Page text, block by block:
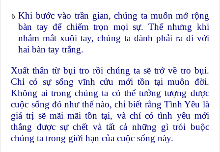
Khi bước vào trần gian, chúng ta muốn mở rộng
bàn tay để chiếm trọn mọi sự. Thế nhưng khi
nhắm mắt xuôi tay, chúng ta đành phải ra đi với
hai bàn tay trắng.
Xuất thân từ bụi tro rồi chúng ta sẽ trở về tro bụi.
Chỉ có sự sống vĩnh cửu mới tồn tại muôn đời.
Không ai trong chúng ta có thể tưởng tượng được
cuộc sống đó như thế nào, chỉ biết rằng Tình Yêu là
giá trị sẽ mãi mãi tồn tại, và chỉ có tình yêu mới
thắng được sự chết và tất cả những gì trói buộc
chúng ta trong giới hạn của cuộc sống này.